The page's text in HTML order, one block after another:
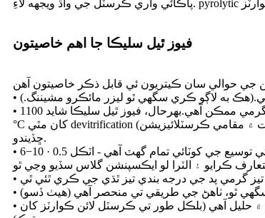
فيوز ٿيل سليڪا جا اهم خاصيتون
به لاڳو ڪري سگھي ٿو ليزر مائڪرو مشيننگ.)
• تيز شيشي جي منتقلي جي درجه حرارت کي ٻين بصري شيشي جي ڀيٽ ۾ پگھلڻ وڌيڪ ڏکيو بڻائي ٿو، پر اهو پڻ ظاهر ٿئي ٿو ته نسبتا تيز آپريشن جي گرمي ممڪن آهي.بهرحال، فيوز ٿيل سليڪا شايد 1100
°C کان مٿي devitrification (ڪرسٽوبلائٽ جي صورت ۾ مقامي ڪرسٽلائيزيشن) جي نمائش ڪري سگهي ٿي، خاص طور تي ڪجهه خاص پيچيدگين جي اثر هيٺ، ۽ اهو نظرياتي خاصيتن کي خراب ڪري
ڇڏيندو.
• حرارتي توسيع جي کوٽائي تمام گهٽ آهي - اٽڪل 0.5 · 10−6 K−1.اهو عام شيشي جي ڀيٽ ۾ ڪيترائي ڀيرا گهٽ آهي.10−8 K−1 جي چوڌاري اڃا به وڌيڪ ڪمزور حرارتي توسيع ممڪن آهي ته فيوز ٿيل
• سليڪا ڪيميائي طور تي ڪافي غير فعال آهي، سواءِ هائيڊروفلوورڪ ايسڊ ۽ سخت الڪائن حلن جي.بلند درجه حرارت تي، اهو پڻ ڪجهه حد تائين پاڻي ۾ حليل آهي (بلڪل طور تي ڪرسٽل لائن ڪوارٽز کان